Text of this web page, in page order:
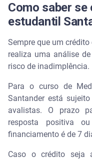
Como saber
estudantil
Sempre que um
realiza uma análise
risco de inadimplência.
Para o curso de
Santander está
avalistas. O prazo
resposta positiva
financiamento é de 7
Caso o crédito seja